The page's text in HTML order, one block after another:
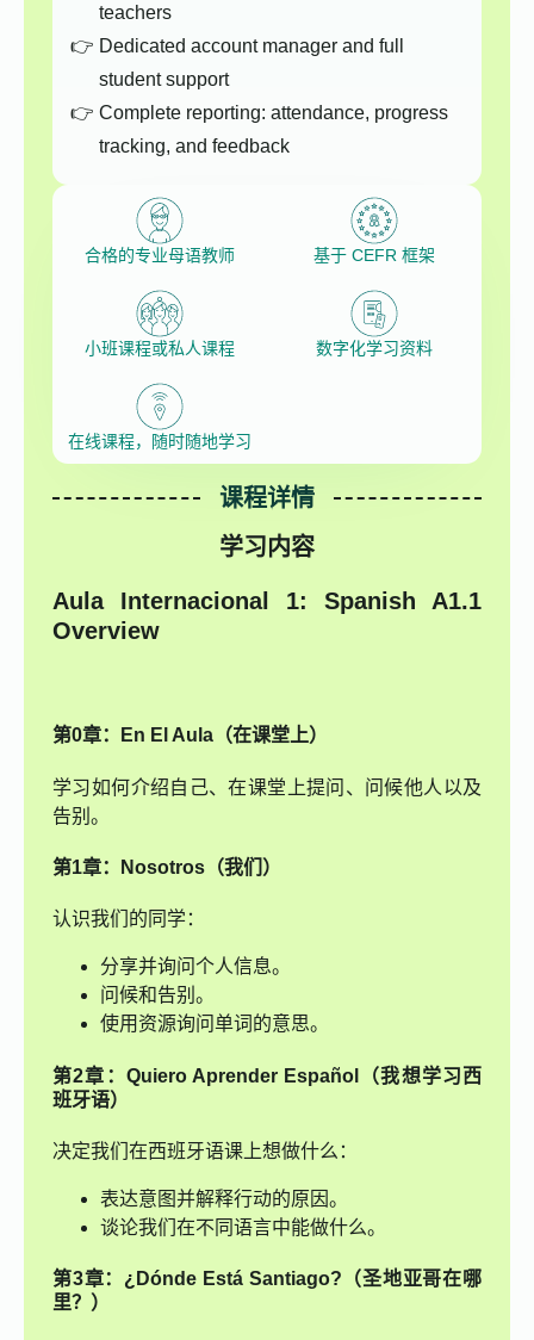
teachers
Dedicated account manager and full
student support
Complete reporting: attendance, progress
tracking, and feedback
合格的专业母语教师 基于 CEFR 框架
小班课程或私人课程 数字化学习资料
在线课程，随时随地学习
课程详情
学习内容
Aula Internacional 1: Spanish A1.1
Overview
第0章：En El Aula（在课堂上）
学习如何介绍自己、在课堂上提问、问候他人以及
告别。
第1章：Nosotros（我们）
认识我们的同学：
分享并询问个人信息。
问候和告别。
使用资源询问单词的意思。
第2章：Quiero Aprender Español（我想学习西
班牙语）
决定我们在西班牙语课上想做什么：
表达意图并解释行动的原因。
谈论我们在不同语言中能做什么。
第3章：¿Dónde Está Santiago?（圣地亚哥在哪
里？）